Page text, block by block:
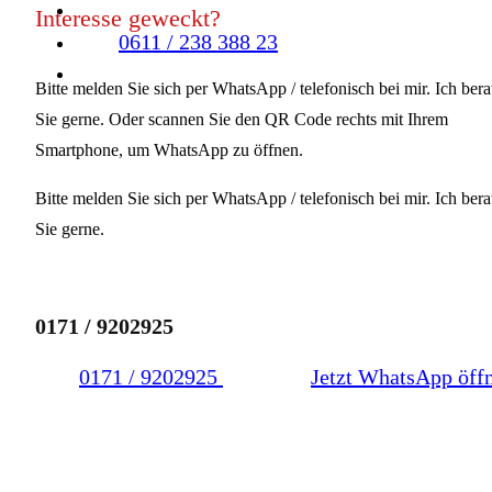
0611 / 238 388 23
Interesse geweckt?
Bitte melden Sie sich per WhatsApp / telefonisch bei mir. Ich
Sie gerne. Oder scannen Sie den QR Code rechts mit Ihrem
Smartphone, um WhatsApp zu öffnen.
Bitte melden Sie sich per WhatsApp / telefonisch bei mir. Ich
Sie gerne.
0171 / 9202925
0171 / 9202925 Jetzt WhatsApp